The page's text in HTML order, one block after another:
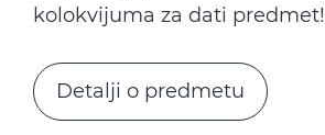
kolokvijuma za dati predmet!
Detalji o predmetu